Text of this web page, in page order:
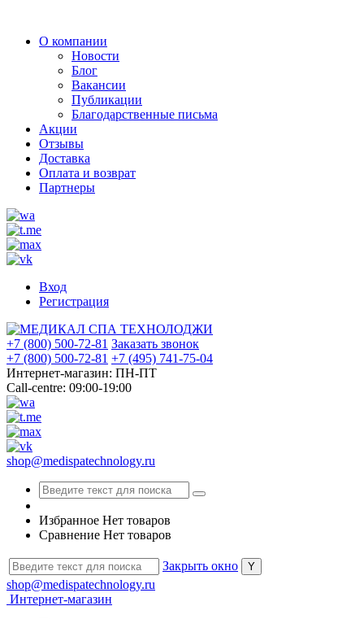
О компании
Новости
Блог
Вакансии
Публикации
Благодарственные письма
Акции
Отзывы
Доставка
Оплата и возврат
Партнеры
Вход
Регистрация
+7 (800) 500-72-81 Заказать звонок
+7 (800) 500-72-81 +7 (495) 741-75-04
Интернет-магазин: ПН-ПТ
Call-centre: 09:00-19:00
shop@medispatechnology.ru
Избранное Нет товаров
Сравнение Нет товаров
Закрыть окно
shop@medispatechnology.ru
Интернет-магазин